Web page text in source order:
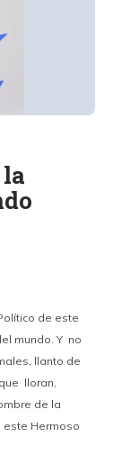
de este
mundo. Y no
llanto de
lloran,
de la
este Hermoso